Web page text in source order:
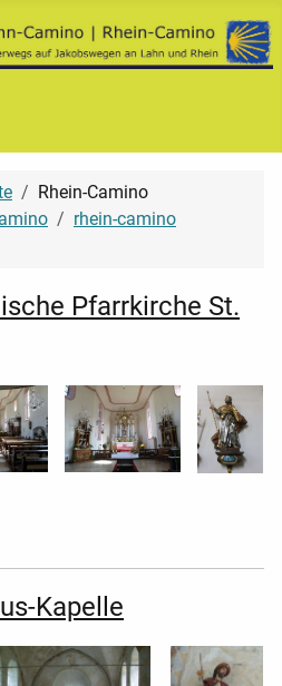
Rhein-Camino
rhein-camino
Pfarrkirche St.
Kapelle